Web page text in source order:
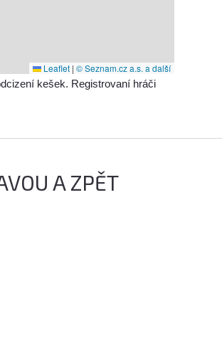
Leaflet | © Seznam.cz a.s. a další
kešek. Registrovaní hráči
A ZPĚT